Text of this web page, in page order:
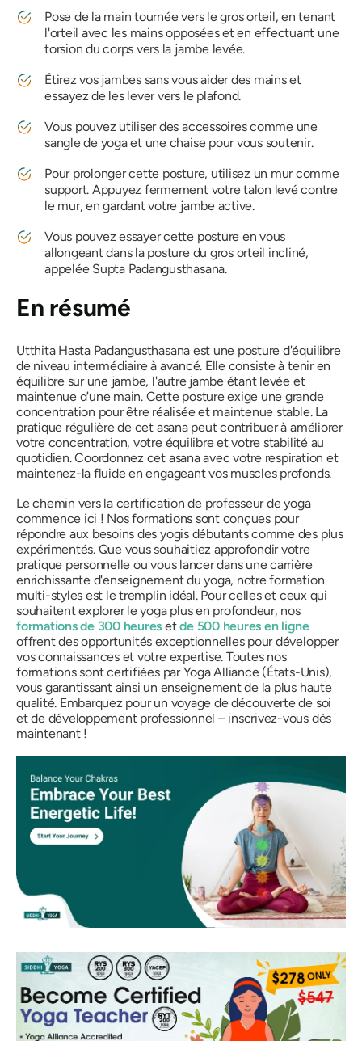
Pose de la main tournée vers le gros orteil, en tenant
l'orteil avec les mains opposées et en effectuant une
torsion du corps vers la jambe levée.
Étirez vos jambes sans vous aider des mains et
essayez de les lever vers le plafond.
Vous pouvez utiliser des accessoires comme une
sangle de yoga et une chaise pour vous soutenir.
Pour prolonger cette posture, utilisez un mur comme
support. Appuyez fermement votre talon levé contre
le mur, en gardant votre jambe active.
Vous pouvez essayer cette posture en vous
allongeant dans la posture du gros orteil incliné,
appelée Supta Padangusthasana.
En résumé
Utthita Hasta Padangusthasana est une posture d'équilibre
de niveau intermédiaire à avancé. Elle consiste à tenir en
équilibre sur une jambe, l'autre jambe étant levée et
maintenue d'une main. Cette posture exige une grande
concentration pour être réalisée et maintenue stable. La
pratique régulière de cet asana peut contribuer à améliorer
votre concentration, votre équilibre et votre stabilité au
quotidien. Coordonnez cet asana avec votre respiration et
maintenez-la fluide en engageant vos muscles profonds.
Le chemin vers la certification de professeur de yoga
commence ici ! Nos formations sont conçues pour
répondre aux besoins des yogis débutants comme des plus
expérimentés. Que vous souhaitiez approfondir votre
pratique personnelle ou vous lancer dans une carrière
enrichissante d'enseignement du yoga, notre formation
multi-styles est le tremplin idéal. Pour celles et ceux qui
souhaitent explorer le yoga plus en profondeur, nos
formations de 300 heures etde 500 heures en ligne
offrent des opportunités exceptionnelles pour développer
vos connaissances et votre expertise. Toutes nos
formations sont certifiées par Yoga Alliance (États-Unis),
vous garantissant ainsi un enseignement de la plus haute
qualité. Embarquez pour un voyage de découverte de soi
et de développement professionnel – inscrivez-vous dès
maintenant !